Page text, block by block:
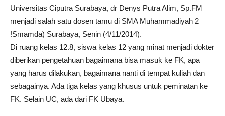
Universitas Ciputra Surabaya, dr Denys Putra Alim, Sp.FM
menjadi salah satu dosen tamu di SMA Muhammadiyah 2
!Smamda) Surabaya, Senin (4/11/2014).
Di ruang kelas 12.8, siswa kelas 12 yang minat menjadi dokter
diberikan pengetahuan bagaimana bisa masuk ke FK, apa
yang harus dilakukan, bagaimana nanti di tempat kuliah dan
sebagainya. Ada tiga kelas yang khusus untuk peminatan ke
FK. Selain UC, ada dari FK Ubaya.